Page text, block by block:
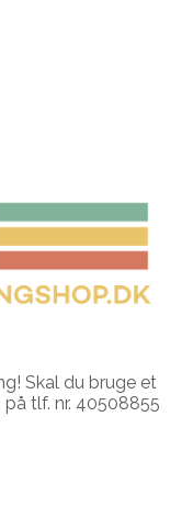
Skal du bruge et
tlf. nr. 40508855